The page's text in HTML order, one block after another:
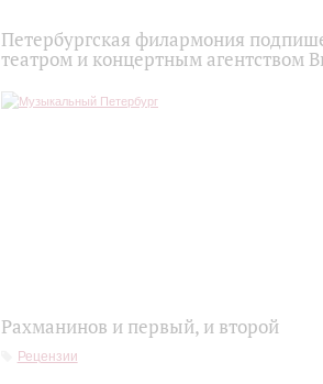
Петербургская филармония
театром и концертным агентством
Рахманинов и первый, и второй
Рецензии